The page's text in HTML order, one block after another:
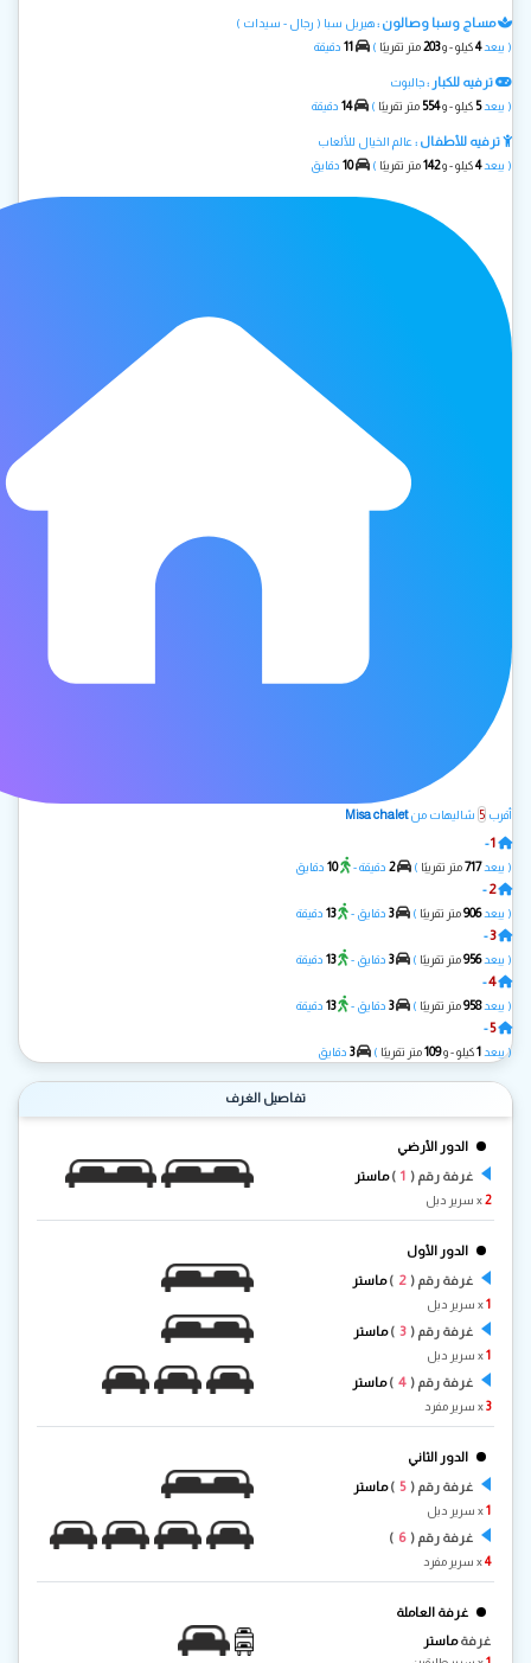
مساج وسبا وصالون :هيربل سبا ( رجال - سيدات )
( يبعد4كيلو - و203متر تقريبًا )
11 دقيقة
ترفيه للكبار :جالبوت
( يبعد5 كيلو - و554 متر تقريبًا )
14 دقيقة
ترفيه للأطفال : عالم الخيال للألعاب
( يبعد4كيلو - و142متر تقريبًا )
10 دقايق
أقرب 5 شاليهات منMisa chalet
1
-
( يبعد717متر تقريبًا )
2 دقيقة - 10 دقايق
2
-
( يبعد906متر تقريبًا )
3 دقايق - 13 دقيقة
3
-
( يبعد956متر تقريبًا )
3 دقايق - 13 دقيقة
4
-
( يبعد958متر تقريبًا )
3 دقايق - 13 دقيقة
5
-
( يبعد 1كيلو - و109متر تقريبًا )
3 دقايق
تفاصيل الغرف
الدور الأرضي
غرفة رقم ( )ماستر
2
الدور الأول
غرفة رقم ( 2
)ماستر
1
غرفة رقم ( 3
)ماستر
1
غرفة رقم ( 4
)ماستر
3
الدور الثاني
غرفة رقم ( 5
)ماستر
1
غرفة رقم ( 6
)
4
غرفة العاملة
غرفةماستر